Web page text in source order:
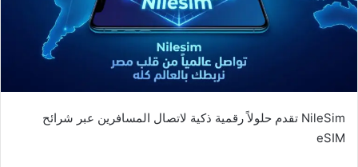
NileSim تقدم حلولاً رقمية ذكية لاتصال المسافرين عبر شرائح
eSIM